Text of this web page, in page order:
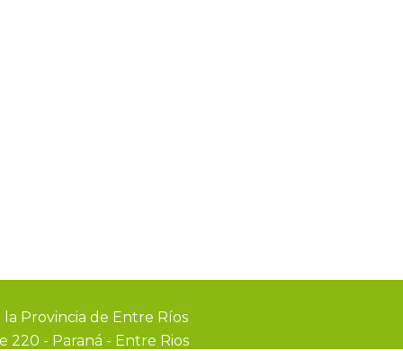
Provincia de Entre Ríos
220 - Paraná - Entre Rios